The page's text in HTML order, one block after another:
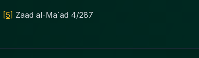
[5] Zaad al-Ma`ad 4/287